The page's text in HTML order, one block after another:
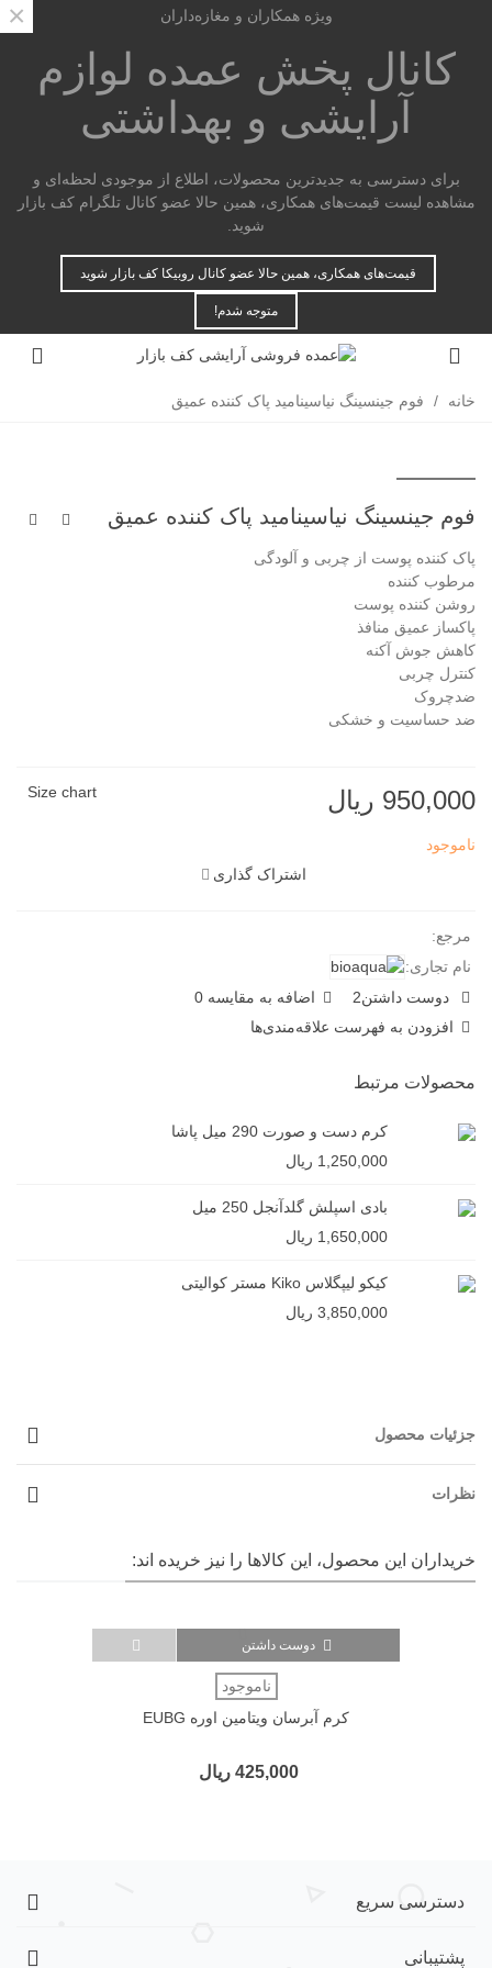
ویژه همکاران و مغازه‌داران
کانال پخش عمده لوازم
آرایشی و بهداشتی
برای دسترسی به جدیدترین محصولات، اطلاع از موجودی لحظه‌ای و
مشاهده لیست قیمت‌های همکاری، همین حالا عضو کانال تلگرام کف بازار
شوید.
قیمت‌های همکاری، همین حالا عضو کانال روبیکا کف بازار شوید
متوجه شدم!
×
خانه / فوم جینسینگ نیاسینامید پاک کننده عمیق
فوم جینسینگ نیاسینامید پاک کننده عمیق
پاک کننده پوست از چربی و آلودگی
مرطوب کننده
روشن کننده پوست
پاکساز عمیق منافذ
کاهش جوش آکنه
کنترل چربی
ضدچروک
ضد حساسیت و خشکی
950,000 ریال Size chart
ناموجود
اشتراک گذاری
مرجع:
نام تجاری:
دوست داشتن2 اضافه به مقایسه 0
افزودن به فهرست علاقه‌مندی‌ها
محصولات مرتبط
کرم دست و صورت 290 میل پاشا
1,250,000 ریال
بادی اسپلش گلدآنجل 250 میل
1,650,000 ریال
کیکو لیپگلاس Kiko مستر کوالیتی
3,850,000 ریال
جزئیات محصول
نظرات
خریداران این محصول، این کالاها را نیز خریده اند:
دوست داشتن
ناموجود
کرم آبرسان ویتامین اوره EUBG
425,000 ریال
دسترسی سریع
پشتیبانی